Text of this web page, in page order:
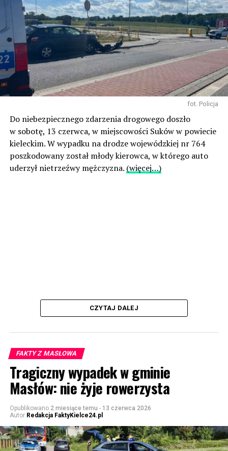
fot. Policja
Do niebezpiecznego zdarzenia drogowego doszło
w sobotę, 13 czerwca, w miejscowości Suków w powiecie
kieleckim. W wypadku na drodze wojewódzkiej nr 764
poszkodowany został młody kierowca, w którego auto
uderzył nietrzeźwy mężczyzna. (więcej…)
CZYTAJ DALEJ
FAKTY Z MASŁOWA
Tragiczny wypadek w gminie
Masłów: nie żyje rowerzysta
Opublikowano 2 miesiące temu - 13 czerwca 2026
Autor Redakcja FaktyKielce24.pl